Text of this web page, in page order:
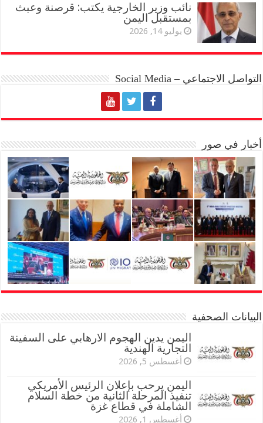
نائب وزير الخارجية يكتب: قرصنة وعبث
بمستقبل اليمن
يوليو 14, 2026
التواصل الاجتماعي – Social Media
أخبار في صور
البيانات الصحفية
اليمن يدين الهجوم الارهابي على السفينة
التجارية الهندية
أغسطس 5, 2026
اليمن يرحب بإعلان الرئيس الأمريكي
تنفيذ المرحلة الثانية من خطة السلام
الشاملة في قطاع غزة
أغسطس 1, 2026